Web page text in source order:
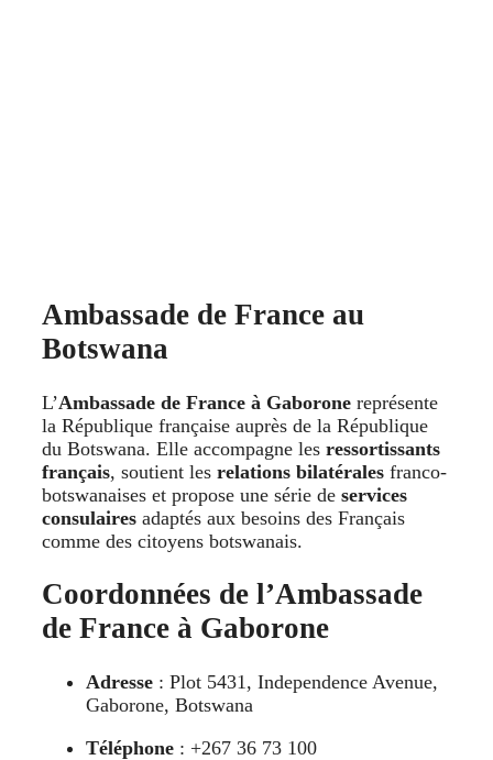
Ambassade de France au
Botswana
L’Ambassade de France à Gaborone représente
la République française auprès de la République
du Botswana. Elle accompagne les ressortissants
français, soutient les relations bilatérales franco-
botswanaises et propose une série de services
consulaires adaptés aux besoins des Français
comme des citoyens botswanais.
Coordonnées de l’Ambassade
de France à Gaborone
Adresse : Plot 5431, Independence Avenue,
Gaborone, Botswana
Téléphone : +267 36 73 100